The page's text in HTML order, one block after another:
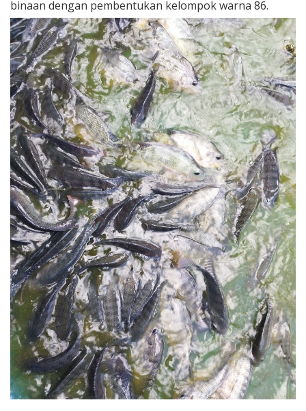
binaan dengan pembentukan kelompok warna 86.